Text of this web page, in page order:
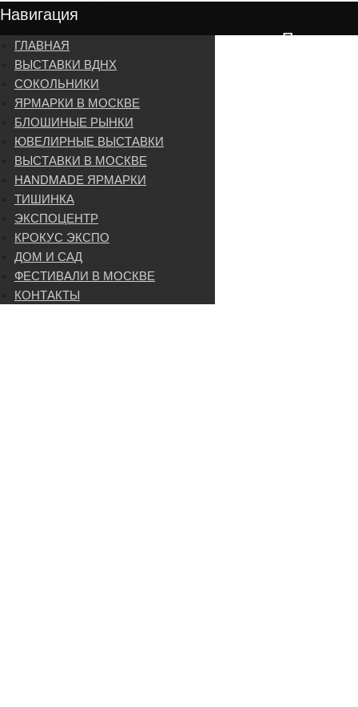
Навигация
Подписка
ГЛАВНАЯ
ВЫСТАВКИ ВДНХ
СОКОЛЬНИКИ
ЯРМАРКИ В МОСКВЕ
БЛОШИНЫЕ РЫНКИ
ЮВЕЛИРНЫЕ ВЫСТАВКИ
ВЫСТАВКИ В МОСКВЕ
HANDMADE ЯРМАРКИ
ТИШИНКА
ЭКСПОЦЕНТР
КРОКУС ЭКСПО
ДОМ И САД
ФЕСТИВАЛИ В МОСКВЕ
КОНТАКТЫ